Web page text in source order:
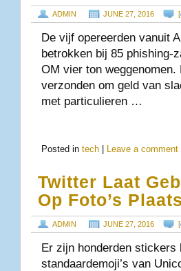
ADMIN JUNE 27, 2016 [
De vijf opereerden vanuit
betrokken bij 85 phishing-
OM vier ton
verzonden om geld van
met particulieren …
Posted in tech Leave a comment
Twitter Laat
Op Foto’s
ADMIN JUNE 27, 2016 [
Er zijn honderden stickers
standaardemoji’s van